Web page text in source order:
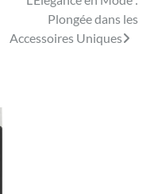
Plongée dans les
Accessoires Uniques